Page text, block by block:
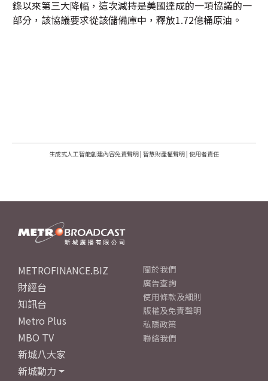
錄以來第三大降幅，這次減持是美國達成的一項協議的一
部分，該協議要求從該儲備庫中，釋放1.72億桶原油。
生成式人工智能創建內容免責聲明 | 智慧財產權聲明 | 使用者責任
METROFINANCE.BIZ
財經台
知訊台
Metro Plus
MBO TV
新城八大家
新城動力
關於我們
廣告查詢
使用條款及細則
版權及免責聲明
私隱政策
聯絡我們